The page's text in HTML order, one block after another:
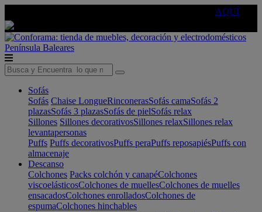
AQUÍ
Península Baleares
Sofás
Sofás Chaise LongueRinconerasSofás camaSofás 2
plazasSofás 3 plazasSofás de pielSofás relax
Sillones Sillones decorativosSillones relaxSillones relax
levantapersonas
Puffs Puffs decorativosPuffs peraPuffs reposapiésPuffs con
almacenaje
Descanso
Colchones Packs colchón y canapéColchones
viscoelásticosColchones de muellesColchones de muelles
ensacadosColchones enrolladosColchones de
espumaColchones hinchables